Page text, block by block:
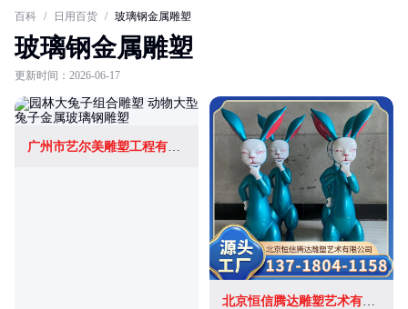
百科 / 日用百货 / 玻璃钢金属雕塑
玻璃钢金属雕塑
更新时间：2026-06-17
广州市艺尔美雕塑工程有限公司
北京恒信腾达雕塑艺术有限公司